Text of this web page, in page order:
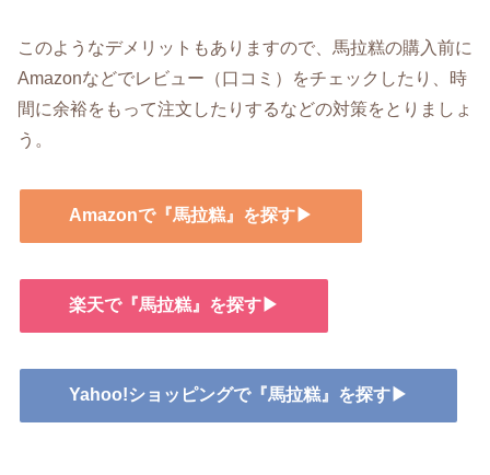
このようなデメリットもありますので、馬拉糕の購入前に
Amazonなどでレビュー（口コミ）をチェックしたり、時
間に余裕をもって注文したりするなどの対策をとりましょ
う。
Amazonで『馬拉糕』を探す▶
楽天で『馬拉糕』を探す▶
Yahoo!ショッピングで『馬拉糕』を探す▶